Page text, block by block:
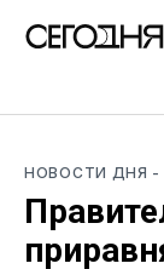
НОВОСТИ ДНЯ -